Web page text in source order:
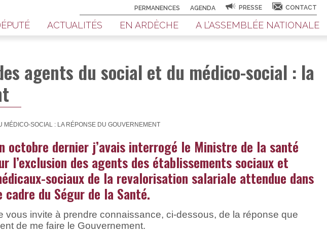
ACTUALITÉS EN ARDÈCHE A L’ASSEMBLÉE NATIONALE
PERMANENCES AGENDA PRESSE CONTACT
agents du social et du médico-social : la
MÉDICO-SOCIAL : LA RÉPONSE DU GOUVERNEMENT
octobre dernier j’avais interrogé le Ministre de la santé
l’exclusion des agents des établissements sociaux et
sociaux de la revalorisation salariale attendue dans
cadre du Ségur de la Santé.
vous invite à prendre connaissance, ci-dessous, de la réponse que
de me faire le Gouvernement.